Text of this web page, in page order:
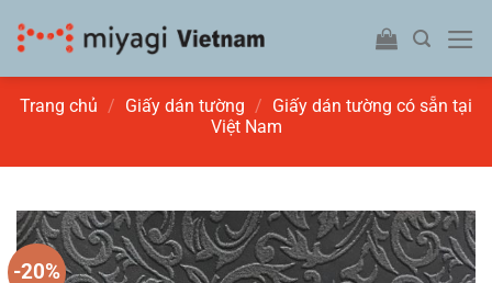
qua
dung
Trang chủ / Giấy dán tường / Giấy dán tường có sẵn tại
Việt Nam
-20%